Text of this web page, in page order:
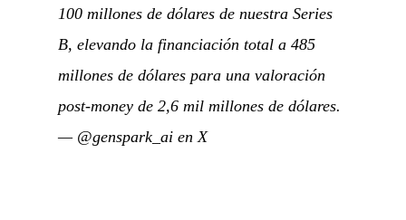
100 millones de dólares de nuestra Series
B, elevando la financiación total a 485
millones de dólares para una valoración
post-money de 2,6 mil millones de dólares.
— @genspark_ai en X